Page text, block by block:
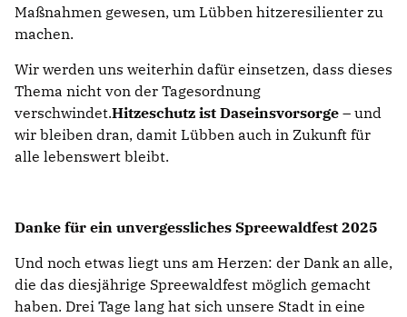
Maßnahmen gewesen, um Lübben hitzeresilienter zu
machen.
Wir werden uns weiterhin dafür einsetzen, dass dieses
Thema nicht von der Tagesordnung
verschwindet.Hitzeschutz ist Daseinsvorsorge – und
wir bleiben dran, damit Lübben auch in Zukunft für
alle lebenswert bleibt.
Danke für ein unvergessliches Spreewaldfest 2025
Und noch etwas liegt uns am Herzen: der Dank an alle,
die das diesjährige Spreewaldfest möglich gemacht
haben. Drei Tage lang hat sich unsere Stadt in eine